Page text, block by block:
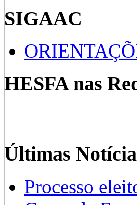
SIGAAC
HESFA nas
Últimas
Processo